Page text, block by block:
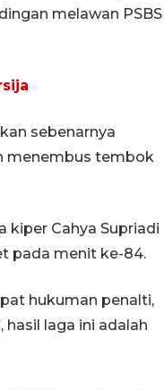
melawan PSBS
sebenarnya
menembus tembok
kiper Cahya Supriadi
pada menit ke-84.
hukuman penalti,
hasil laga ini adalah